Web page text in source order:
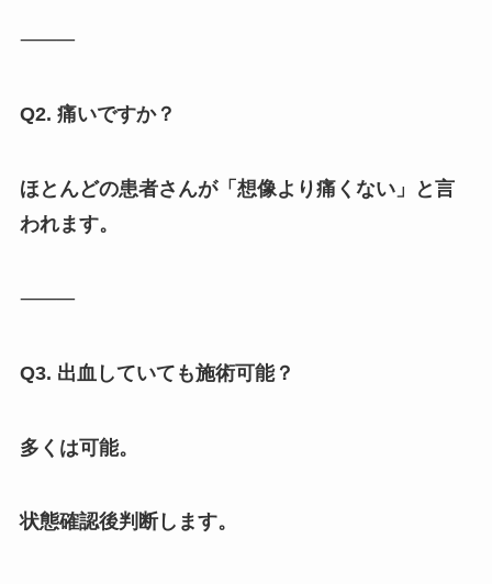
⸻
Q2. 痛いですか？
ほとんどの患者さんが「想像より痛くない」と言
われます。
⸻
Q3. 出血していても施術可能？
多くは可能。
状態確認後判断します。